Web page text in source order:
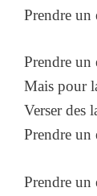
Prendre
Prendre un
Mais pour
Verser des
Prendre un
Prendre un